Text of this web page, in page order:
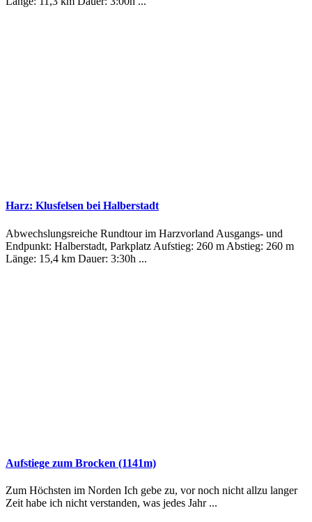
Harz: Klusfelsen bei Halberstadt
Abwechslungsreiche Rundtour im Harzvorland Ausgangs- und
Endpunkt: Halberstadt, Parkplatz Aufstieg: 260 m Abstieg: 260 m
Länge: 15,4 km Dauer: 3:30h ...
Aufstiege zum Brocken (1141m)
Zum Höchsten im Norden Ich gebe zu, vor noch nicht allzu langer
Zeit habe ich nicht verstanden, was jedes Jahr ...